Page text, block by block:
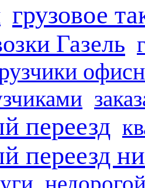
грузовое
Газель
переезд
переезд